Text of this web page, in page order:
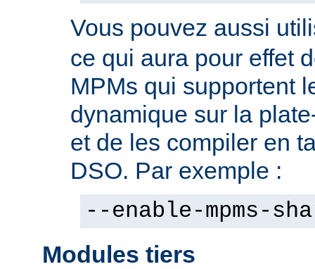
Vous pouvez aussi
ce qui aura pour effet
MPMs qui supportent
dynamique sur la
et de les compiler en
DSO. Par exemple :
--enable-mpms-
Modules tiers